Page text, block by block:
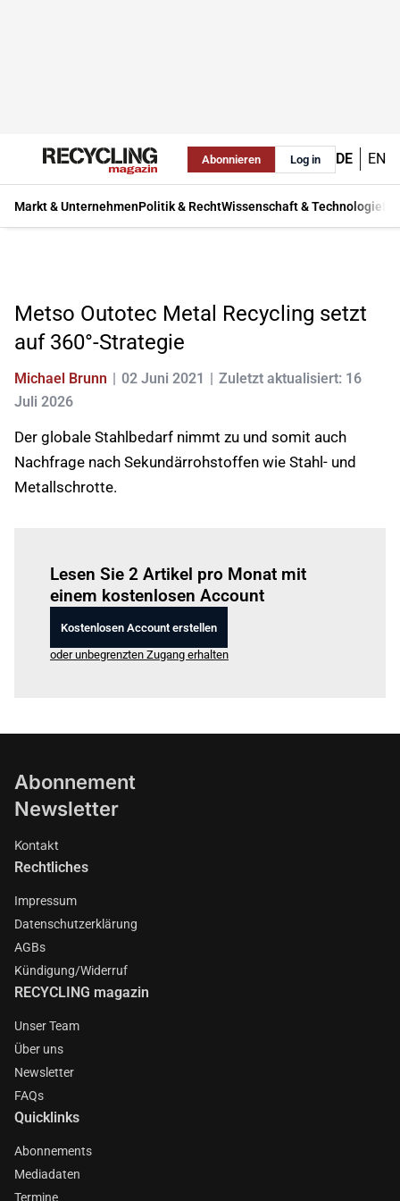
Abonnieren Log in DE EN
Markt & UnternehmenPolitik & RechtWissenschaft & Technologie
Metso Outotec Metal Recycling setzt
auf 360°-Strategie
Michael Brunn 02 Juni 2021
Zuletzt aktualisiert: 16
Juli 2026
Der globale Stahlbedarf nimmt zu und somit auch
Nachfrage nach Sekundärrohstoffen wie Stahl- und
Metallschrotte.
Lesen Sie 2 Artikel pro Monat mit
einem kostenlosen Account
Kostenlosen Account erstellen
oder unbegrenzten Zugang erhalten
Abonnement
Newsletter
Kontakt
Rechtliches
Impressum
Datenschutzerklärung
AGBs
Kündigung/Widerruf
RECYCLING magazin
Unser Team
Über uns
Newsletter
FAQs
Quicklinks
Abonnements
Mediadaten
Termine